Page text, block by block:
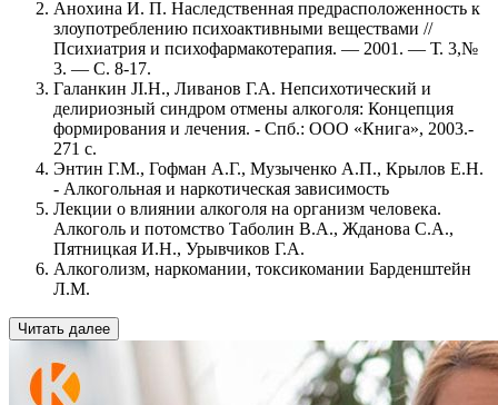
Анохина И. П. Наследственная предрасположенность к
злоупотреблению психоактивными веществами //
Психиатрия и психофармакотерапия. — 2001. — Т. 3,№
3. — С. 8-17.
Галанкин JI.H., Ливанов Г.А. Непсихотический и
делириозный синдром отмены алкоголя: Концепция
формирования и лечения. - Спб.: ООО «Книга», 2003.-
271 с.
Энтин Г.М., Гофман А.Г., Музыченко А.П., Крылов Е.Н.
- Алкогольная и наркотическая зависимость
Лекции о влиянии алкоголя на организм человека.
Алкоголь и потомство Таболин В.А., Жданова С.А.,
Пятницкая И.Н., Урывчиков Г.А.
Алкоголизм, наркомании, токсикомании Барденштейн
Л.M.
Читать далее